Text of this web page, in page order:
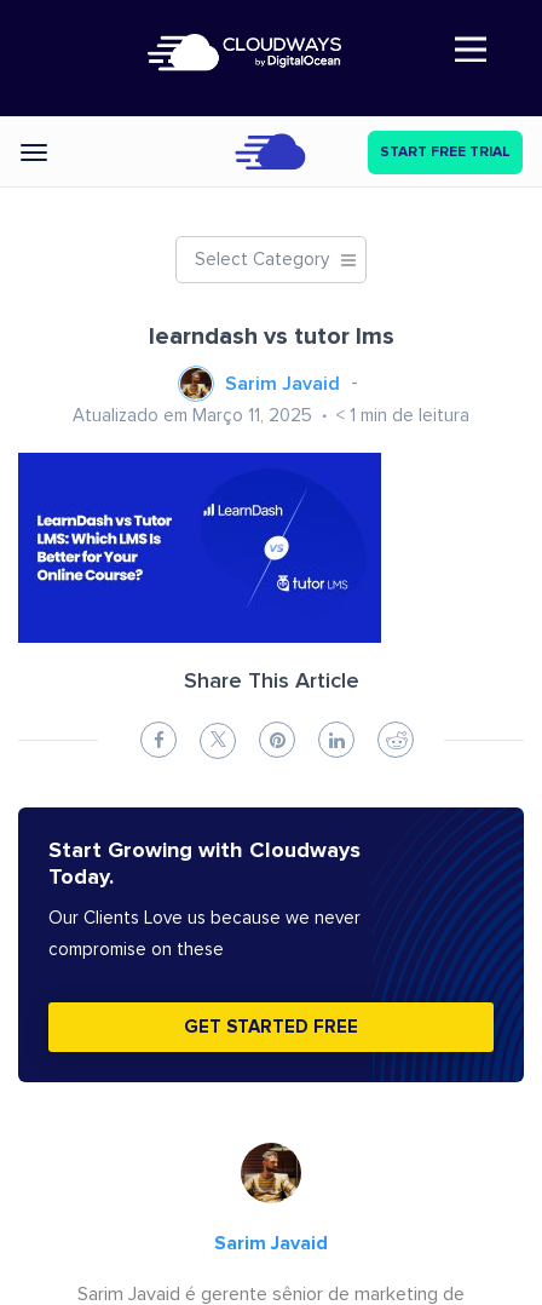
Abre a navegação
Categories START FREE TRIAL
Select Category
learndash vs tutor lms
Sarim Javaid
Atualizado em Março 11, 2025 < 1 min de leitura
Share This Article
Start Growing with Cloudways
Today.
Our Clients Love us because we never
compromise on these
GET STARTED FREE
Sarim Javaid
Sarim Javaid é gerente sênior de marketing de